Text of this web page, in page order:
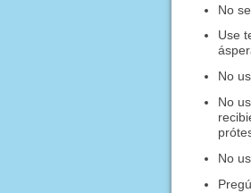
No
Use
No
No
No